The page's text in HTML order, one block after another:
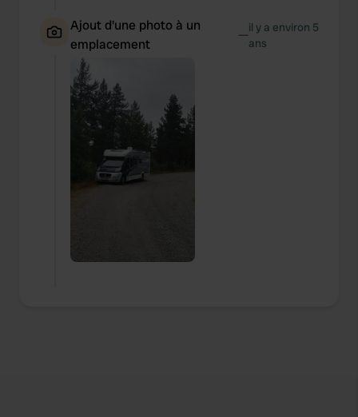
Ajout d'une photo à un
emplacement
—il y a environ 5
ans